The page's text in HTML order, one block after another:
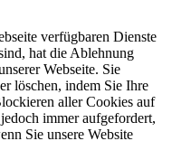
verfügbaren Dienste
hat die Ablehnung
Webseite. Sie
löschen, indem Sie Ihre
aller Cookies auf
immer aufgefordert,
Sie unsere Website